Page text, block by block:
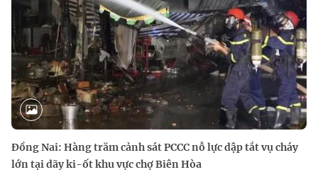
Đồng Nai: Hàng trăm cảnh sát PCCC nỗ lực dập tắt vụ cháy
lớn tại dãy ki-ốt khu vực chợ Biên Hòa